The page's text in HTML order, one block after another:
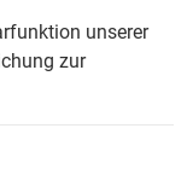
unserer
zur